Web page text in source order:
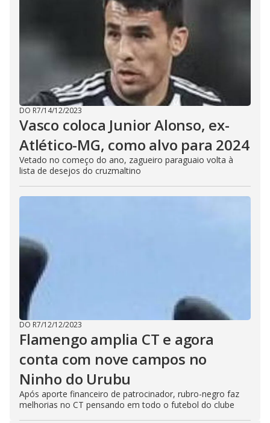
DO R7/14/12/2023
Vasco coloca Junior Alonso, ex-
Atlético-MG, como alvo para 2024
Vetado no começo do ano, zagueiro paraguaio volta à
lista de desejos do cruzmaltino
DO R7/12/12/2023
Flamengo amplia CT e agora
conta com nove campos no
Ninho do Urubu
Após aporte financeiro de patrocinador, rubro-negro faz
melhorias no CT pensando em todo o futebol do clube